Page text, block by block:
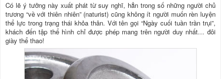
Có lẽ ý tưởng này xuất phát từ suy nghĩ, hẳn trong số những người chủ
trương “về với thiên nhiên” (naturist) cũng không ít người muốn rèn luyện
thể lực trong trạng thái khỏa thân. Với tên gọi “Ngày cuối tuần trần trụi”,
khách đến tập thể hình chỉ được phép mang trên người duy nhất… đôi
giày thể thao!